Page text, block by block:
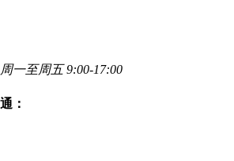
一至周五 9:00-17:00
：